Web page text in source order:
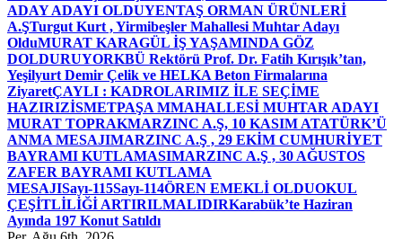
ADAY ADAYI OLDUYENTAŞ ORMAN ÜRÜNLERİ
A.ŞTurgut Kurt , Yirmibeşler Mahallesi Muhtar Adayı
OlduMURAT KARAGÜL İŞ YAŞAMINDA GÖZ
DOLDURUYORKBÜ Rektörü Prof. Dr. Fatih Kırışık’tan,
Yeşilyurt Demir Çelik ve HELKA Beton Firmalarına
ZiyaretÇAYLI : KADROLARIMIZ İLE SEÇİME
HAZIRIZİSMETPAŞA MMAHALLESİ MUHTAR ADAYI
MURAT TOPRAKMARZINC A.Ş, 10 KASIM ATATÜRK’Ü
ANMA MESAJIMARZINC A.Ş , 29 EKİM CUMHURİYET
BAYRAMI KUTLAMASIMARZINC A.Ş , 30 AĞUSTOS
ZAFER BAYRAMI KUTLAMA
MESAJISayı-115Sayı-114ÖREN EMEKLİ OLDUOKUL
ÇEŞİTLİLİĞİ ARTIRILMALIDIRKarabük’te Haziran
Ayında 197 Konut Satıldı